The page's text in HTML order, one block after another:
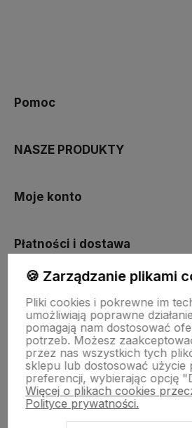
Pomoc
NASZE PRODUKTY
Moje konto
Płatności i dostawa
O nas
🍪 Zarządzanie plikami
Pliki cookies i pokrewne im
umożliwiają poprawne
pomagają nam dostosować
potrzeb. Możesz
przez nas wszystkich tych
sklepu lub dostosować użycie
preferencji, wybierając opcję
Więcej o plikach cookies
Polityce prywatności.